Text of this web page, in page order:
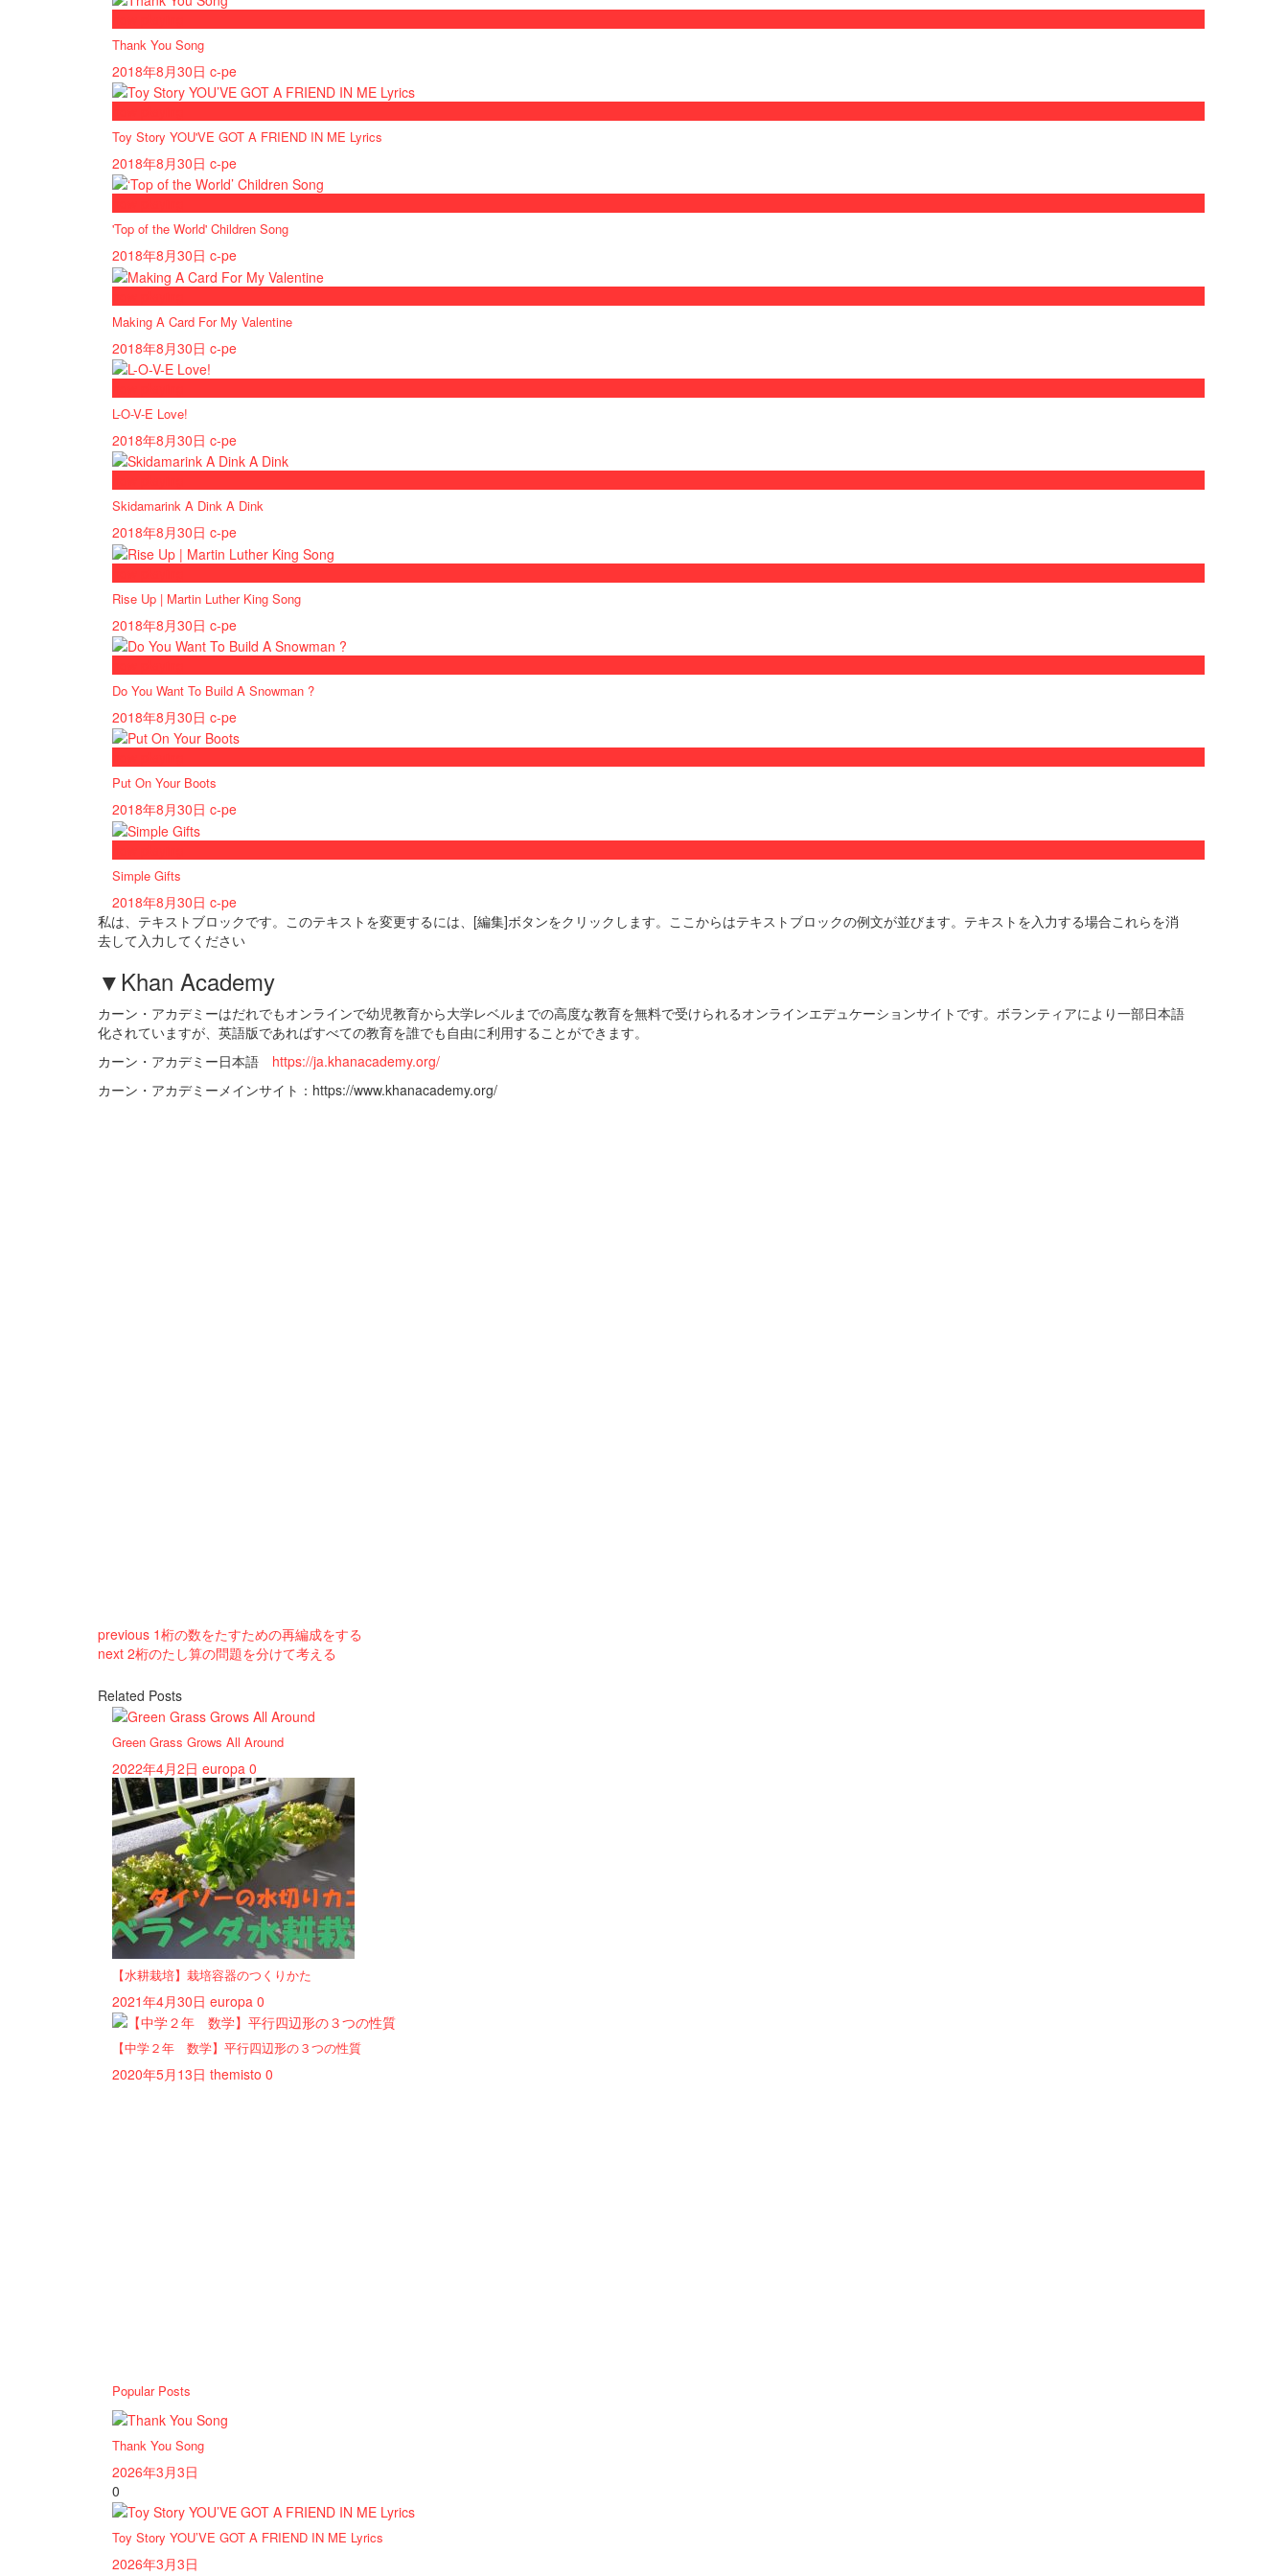
Thank You Song
2018年8月30日 c-pe
Toy Story YOU'VE GOT A FRIEND IN ME Lyrics
2018年8月30日 c-pe
'Top of the World' Children Song
2018年8月30日 c-pe
Making A Card For My Valentine
2018年8月30日 c-pe
L-O-V-E Love!
2018年8月30日 c-pe
Skidamarink A Dink A Dink
2018年8月30日 c-pe
Rise Up | Martin Luther King Song
2018年8月30日 c-pe
Do You Want To Build A Snowman ?
2018年8月30日 c-pe
Put On Your Boots
2018年8月30日 c-pe
Simple Gifts
2018年8月30日 c-pe
私は、テキストブロックです。このテキストを変更するには、[編集]ボタンをクリックします。ここからはテキストブロックの例文が並びます。テキストを入力する場合これらを消
去して入力してください
▼Khan Academy
カーン・アカデミーはだれでもオンラインで幼児教育から大学レベルまでの高度な教育を無料で受けられるオンラインエデュケーションサイトです。ボランティアにより一部日本語
化されていますが、英語版であればすべての教育を誰でも自由に利用することができます。
カーン・アカデミー日本語 https://ja.khanacademy.org/
カーン・アカデミーメインサイト：https://www.khanacademy.org/
previous 1桁の数をたすための再編成をする
next 2桁のたし算の問題を分けて考える
Related Posts
Green Grass Grows All Around
2022年4月2日 europa 0
【水耕栽培】栽培容器のつくりかた
2021年4月30日 europa 0
【中学２年 数学】平行四辺形の３つの性質
2020年5月13日 themisto 0
Popular Posts
Thank You Song
2026年3月3日
0
Toy Story YOU’VE GOT A FRIEND IN ME Lyrics
2026年3月3日